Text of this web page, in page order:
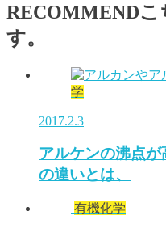
RECOMMENDこ
す。
学
2017.2.3
アルケンの沸点
の違いとは、
有機化学